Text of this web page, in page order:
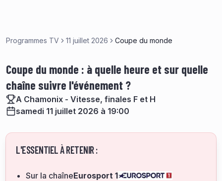
Programmes TV 11 juillet 2026 Coupe du monde
Coupe du monde : à quelle heure et sur quelle
chaîne suivre l'événement ?
A Chamonix - Vitesse, finales F et H
samedi 11 juillet 2026 à 19:00
L'ESSENTIEL À RETENIR :
Sur la chaîneEurosport 1